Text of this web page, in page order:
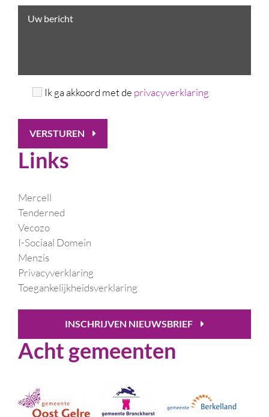
Ik ga akkoord met de privacyverklaring
VERSTUREN
Links
Mercell
Tenderned
Vecozo
I-Sociaal Domein
Menzis
Privacyverklaring
Toegankelijkheidsverklaring
INSCHRIJVEN NIEUWSBRIEF
Acht gemeenten